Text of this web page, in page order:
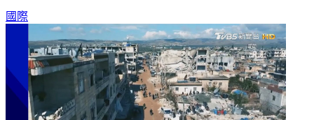
國際